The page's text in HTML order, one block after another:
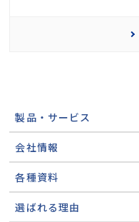
製品・サービス
会社情報
各種資料
選ばれる理由